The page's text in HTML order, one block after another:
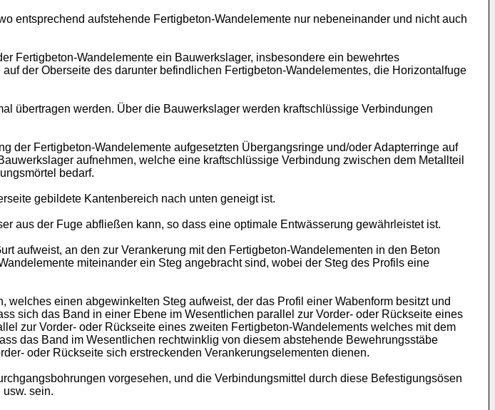
entsprechend aufstehende Fertigbeton-Wandelemente nur nebeneinander und nicht auch
Fertigbeton-Wandelemente ein Bauwerkslager, insbesondere ein bewehrtes
der Oberseite des darunter befindlichen Fertigbeton-Wandelementes, die Horizontalfuge
übertragen werden. Über die Bauwerkslager werden kraftschlüssige Verbindungen
der Fertigbeton-Wandelemente aufgesetzten Übergangsringe und/oder Adapterringe auf
aufnehmen, welche eine kraftschlüssige Verbindung zwischen dem Metallteil
bedarf.
gebildete Kantenbereich nach unten geneigt ist.
aus der Fuge abfließen kann, so dass eine optimale Entwässerung gewährleistet ist.
aufweist, an den zur Verankerung mit den Fertigbeton-Wandelementen in den Beton
miteinander ein Steg angebracht sind, wobei der Steg des Profils eine
einen abgewinkelten Steg aufweist, der das Profil einer Wabenform besitzt und
sich das Band in einer Ebene im Wesentlichen parallel zur Vorder- oder Rückseite eines
zur Vorder- oder Rückseite eines zweiten Fertigbeton-Wandelements welches mit dem
das Band im Wesentlichen rechtwinklig von diesem abstehende Bewehrungsstäbe
oder Rückseite sich erstreckenden Verankerungselementen dienen.
vorgesehen, und die Verbindungsmittel durch diese Befestigungsösen
sein.